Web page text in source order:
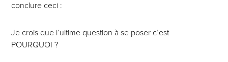
conclure ceci :
Je crois que l’ultime question à se poser c’est
POURQUOI ?